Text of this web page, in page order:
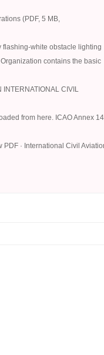
(PDF, 5 MB,
flashing-white obstacle lighting
contains the basic
INTERNATIONAL CIVIL
from here. ICAO Annex 14
PDF · International Civil